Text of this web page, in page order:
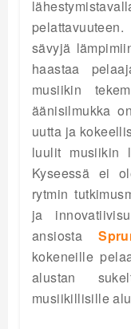
sävyjä
haastaa
musiikin
äänisilmukka
uutta ja
luulit musiikin
Kyseessä ei
rytmin
ja
ansiosta
kokeneille
alustan
musiikillisille